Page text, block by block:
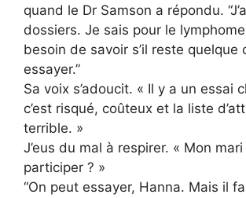
quand le Dr Samson a répondu.
dossiers. Je sais pour le
besoin de savoir s’il reste quelque
essayer.”
Sa voix s’adoucit. « Il y a un essai
c’est risqué, coûteux et la liste
terrible. »
J’eus du mal à respirer. « Mon
participer ? »
“On peut essayer, Hanna. Mais il